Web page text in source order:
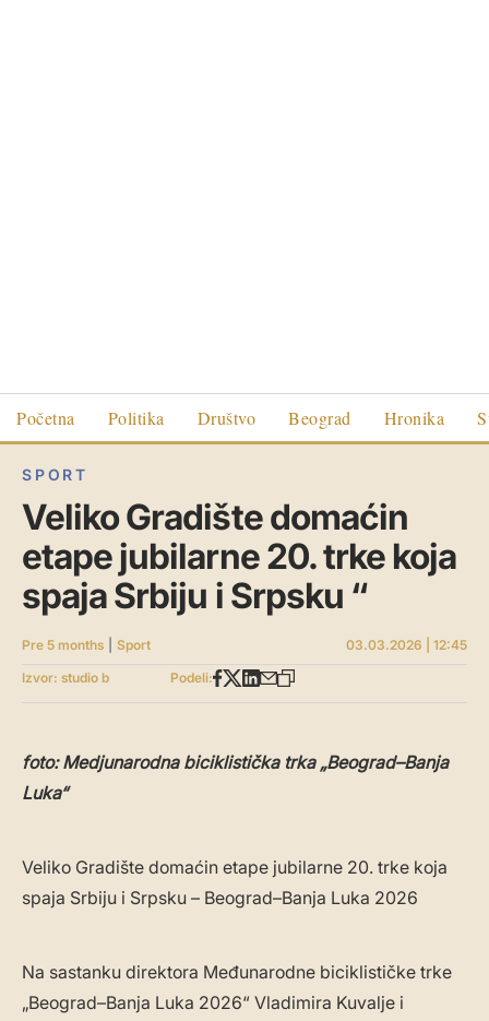
Početna Politika Društvo Beograd Hronika
SPORT
Veliko Gradište domaćin
etape jubilarne 20. trke koja
spaja Srbiju i Srpsku “
Pre 5 months Sport
03.03.2026 | 12:45
Izvor: studio b
Podeli:
foto: Medjunarodna biciklistička trka „Beograd–Banja
Luka“
Veliko Gradište domaćin etape jubilarne 20. trke koja
spaja Srbiju i Srpsku – Beograd–Banja Luka 2026
Na sastanku direktora Međunarodne biciklističke trke
„Beograd–Banja Luka 2026“ Vladimira Kuvalje i